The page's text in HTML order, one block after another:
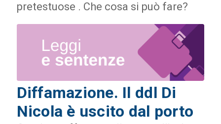
pretestuose . Che cosa si può fare?
Diffamazione. Il ddl Di
Nicola è uscito dal porto